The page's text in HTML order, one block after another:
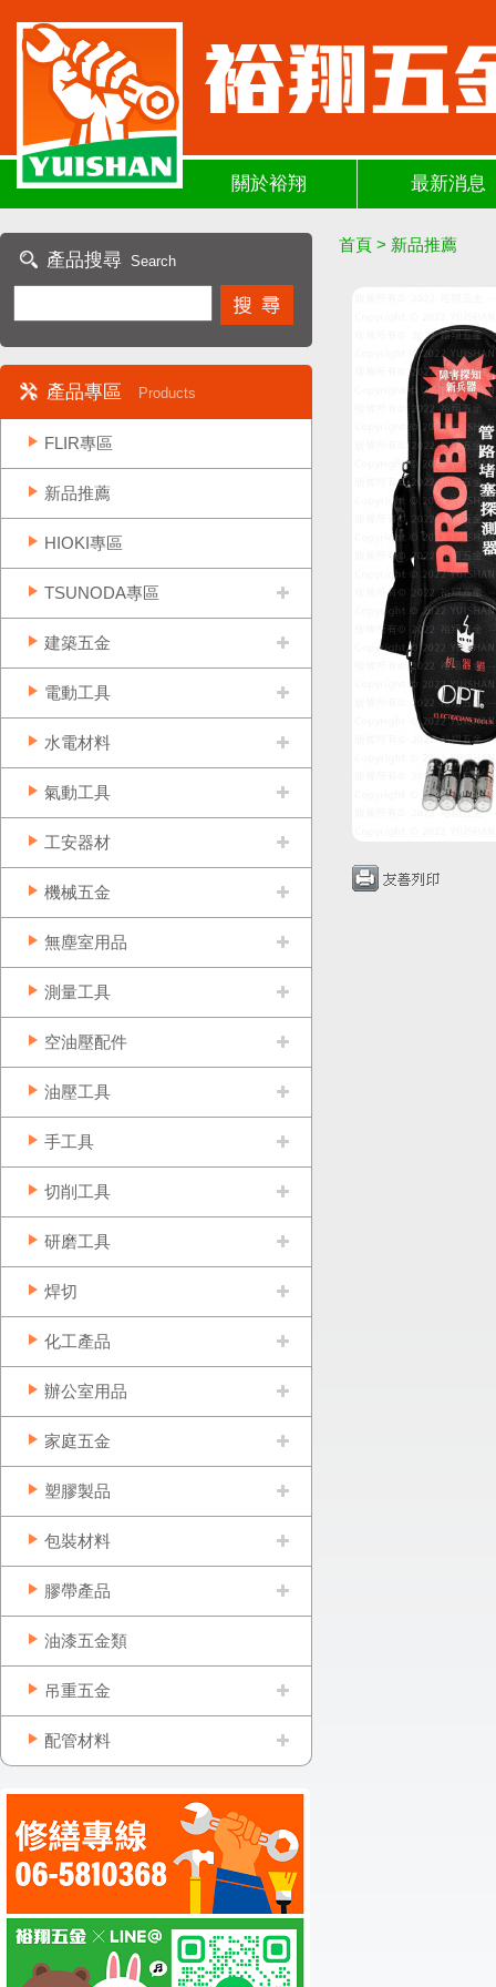
關於裕翔 最新消息
產品搜尋 Search
產品專區 Products
FLIR專區
新品推薦
HIOKI專區
TSUNODA專區
建築五金
電動工具
水電材料
氣動工具
工安器材
機械五金
無塵室用品
測量工具
空油壓配件
油壓工具
手工具
切削工具
研磨工具
焊切
化工產品
辦公室用品
家庭五金
塑膠製品
包裝材料
膠帶產品
油漆五金類
吊重五金
配管材料
首頁 > 新品推薦